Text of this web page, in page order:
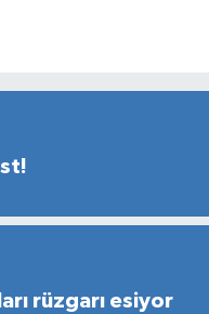
rüzgarı esiyor